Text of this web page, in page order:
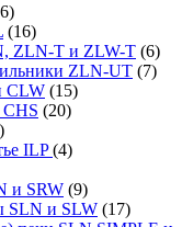
(16)
ZLN-T и ZLW-T (6)
ZLN-UT (7)
CLW (15)
(20)
ILP(4)
и SRW (9)
SLN и SLW (17)